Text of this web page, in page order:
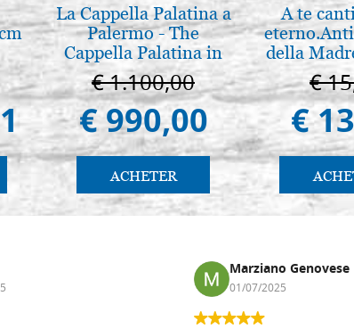
La Cappella Palatina a
Palermo - The
Cappella Palatina in
Palermo
€ 1.100,00
€ 990,00
ACHETER
A te
della
Vladimir
(libro-
€
€
Marziano Genovese
01/07/2025